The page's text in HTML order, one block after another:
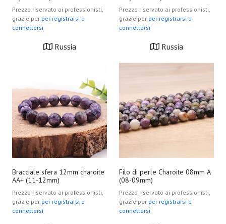
Prezzo riservato ai professionisti,
grazie per per registrarsi o
connettersi
Russia
Prezzo riservato ai professionisti,
grazie per per registrarsi o
connettersi
Russia
Bracciale sfera 12mm charoite
AA+ (11-12mm)
Prezzo riservato ai professionisti,
grazie per per registrarsi o
connettersi
Filo di perle Charoite 08mm A
(08-09mm)
Prezzo riservato ai professionisti,
grazie per per registrarsi o
connettersi